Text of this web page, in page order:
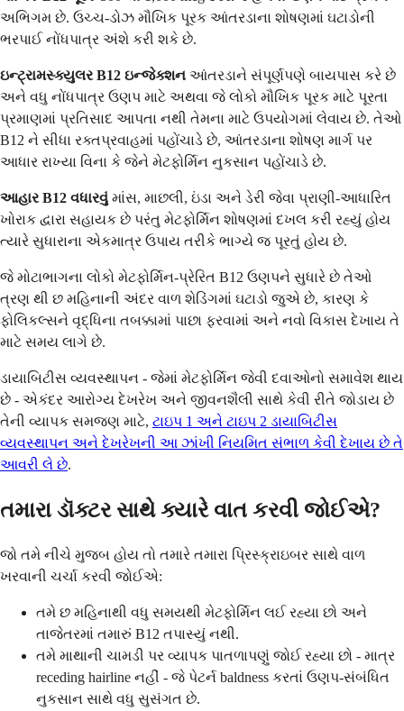
અભિગમ છે. ઉચ્ચ-ડોઝ મૌખિક પૂરક આંતરડાના શોષણમાં ઘટાડોની
ભરપાઈ નોંધપાત્ર અંશે કરી શકે છે.
ઇન્ટ્રામસ્ક્યુલર B12 ઇન્જેક્શન આંતરડાને સંપૂર્ણપણે બાયપાસ કરે છે
અને વધુ નોંધપાત્ર ઉણપ માટે અથવા જે લોકો મૌખિક પૂરક માટે પૂરતા
પ્રમાણમાં પ્રતિસાદ આપતા નથી તેમના માટે ઉપયોગમાં લેવાય છે. તેઓ
B12 ને સીધા રક્તપ્રવાહમાં પહોંચાડે છે, આંતરડાના શોષણ માર્ગ પર
આધાર રાખ્યા વિના કે જેને મેટફોર્મિન નુકસાન પહોંચાડે છે.
આહાર B12 વધારવું માંસ, માછલી, ઇંડા અને ડેરી જેવા પ્રાણી-આધારિત
ખોરાક દ્વારા સહાયક છે પરંતુ મેટફોર્મિન શોષણમાં દખલ કરી રહ્યું હોય
ત્યારે સુધારાના એકમાત્ર ઉપાય તરીકે ભાગ્યે જ પૂરતું હોય છે.
જે મોટાભાગના લોકો મેટફોર્મિન-પ્રેરિત B12 ઉણપને સુધારે છે તેઓ
ત્રણ થી છ મહિનાની અંદર વાળ શેડિંગમાં ઘટાડો જુએ છે, કારણ કે
ફોલિકલ્સને વૃદ્ધિના તબક્કામાં પાછા ફરવામાં અને નવો વિકાસ દેખાય તે
માટે સમય લાગે છે.
ડાયાબિટીસ વ્યવસ્થાપન - જેમાં મેટફોર્મિન જેવી દવાઓનો સમાવેશ થાય
છે - એકંદર આરોગ્ય દેખરેખ અને જીવનશૈલી સાથે કેવી રીતે જોડાય છે
તેની વ્યાપક સમજણ માટે, ટાઇપ 1 અને ટાઇપ 2 ડાયાબિટીસ
વ્યવસ્થાપન અને દેખરેખની આ ઝાંખી નિયમિત સંભાળ કેવી દેખાય છે તે
આવરી લે છે.
તમારા ડૉક્ટર સાથે ક્યારે વાત કરવી જોઈએ?
જો તમે નીચે મુજબ હોય તો તમારે તમારા પ્રિસ્ક્રાઇબર સાથે વાળ
ખરવાની ચર્ચા કરવી જોઈએ:
તમે છ મહિનાથી વધુ સમયથી મેટફોર્મિન લઈ રહ્યા છો અને
તાજેતરમાં તમારું B12 તપાસ્યું નથી.
તમે માથાની ચામડી પર વ્યાપક પાતળાપણું જોઈ રહ્યા છો - માત્ર
receding hairline નહીં - જે પેટર્ન baldness કરતાં ઉણપ-સંબંધિત
નુકસાન સાથે વધુ સુસંગત છે.